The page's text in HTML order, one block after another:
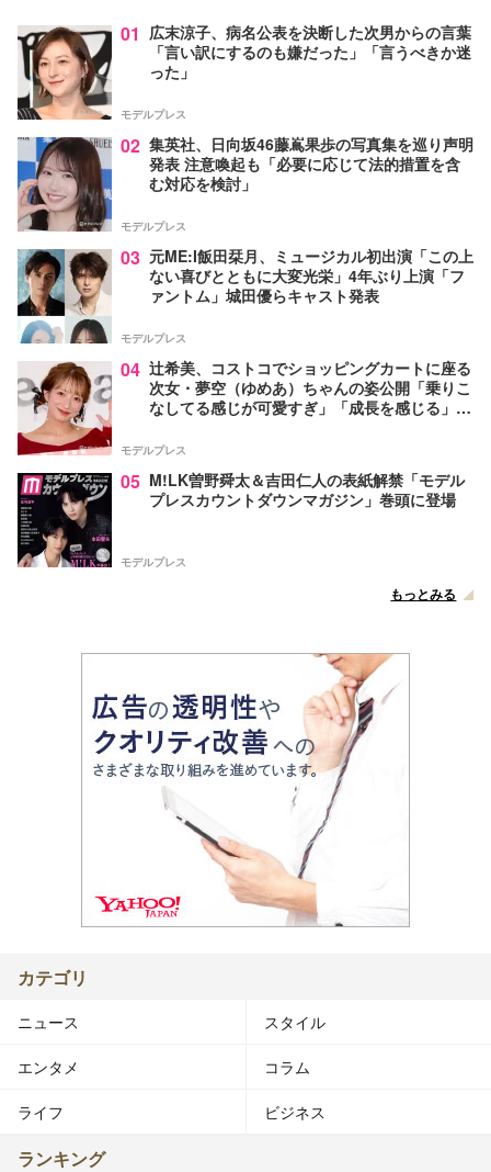
01 広末涼子、病名公表を決断した次男からの言葉
「言い訳にするのも嫌だった」「言うべきか迷
った」
モデルプレス
02 集英社、日向坂46藤嶌果歩の写真集を巡り声明
発表 注意喚起も「必要に応じて法的措置を含
む対応を検討」
モデルプレス
03 元ME:I飯田栞月、ミュージカル初出演「この上
ない喜びとともに大変光栄」4年ぶり上演「フ
ァントム」城田優らキャスト発表
モデルプレス
04 辻希美、コストコでショッピングカートに座る
次女・夢空（ゆめあ）ちゃんの姿公開「乗りこ
なしてる感じが可愛すぎ」「成長を感じる」の
モデルプレス
05 M!LK曽野舜太＆吉田仁人の表紙解禁「モデル
プレスカウントダウンマガジン」巻頭に登場
モデルプレス
もっとみる
カテゴリ
ニュース スタイル
エンタメ コラム
ライフ ビジネス
ランキング